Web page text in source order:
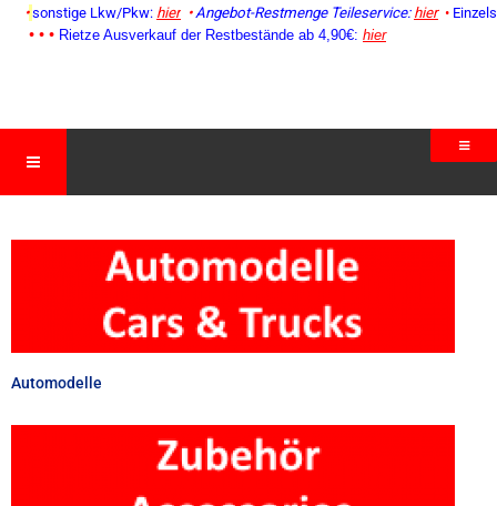
• sonstige Lkw/Pkw: hier • Angebot-Restmenge Teileservice: hier •
• • • Rietze Ausverkauf der Restbestände ab 4,90€: hier
Automodelle